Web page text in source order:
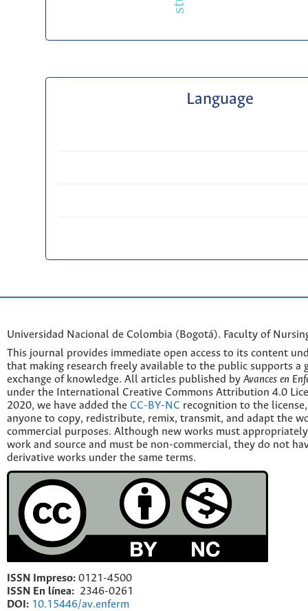
Language
Universidad Nacional de Colombia (Bogotá). Faculty of
This journal provides immediate open access to its content
that making research freely available to the public supports a
exchange of knowledge. All articles published by Avances en
under the International Creative Commons Attribution 4.0
2020, we have added the CC-BY-NC recognition to the
anyone to copy, redistribute, remix, transmit, and adapt the
commercial purposes. Although new works must
work and source and must be non-commercial, they do not
derivative works under the same terms.
ISSN Impreso: 0121-4500
ISSN En línea: 2346-0261
DOI: 10.15446/av.enferm